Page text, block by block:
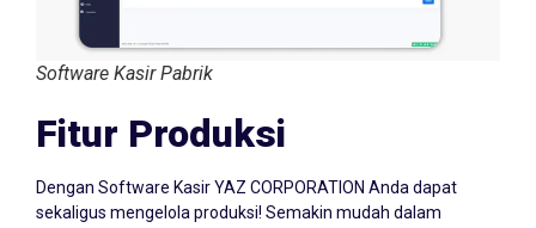
Software Kasir Pabrik
Fitur Produksi
sekaligus mengelola produksi! Semakin mudah dalam
pencatatan HPP secara otomatis. Fitur produksi juga